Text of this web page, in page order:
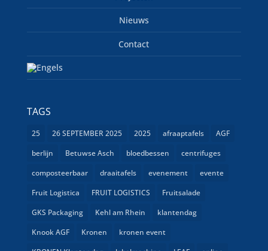
Nieuws
Contact
TAGS
25 26 SEPTEMBER 2025 2025 afraaptafels
AGF
berlijn
Betuwse Asch bloedbessen
centrifuges
composteerbaar
draaitafels evenement
evente
Fruit Logistica
FRUIT LOGISTICS
Fruitsalade
GKS Packaging
Kehl am Rhein
klantendag
Knook AGF
Kronen
kronen event